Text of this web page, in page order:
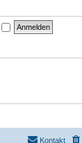
Kontakt